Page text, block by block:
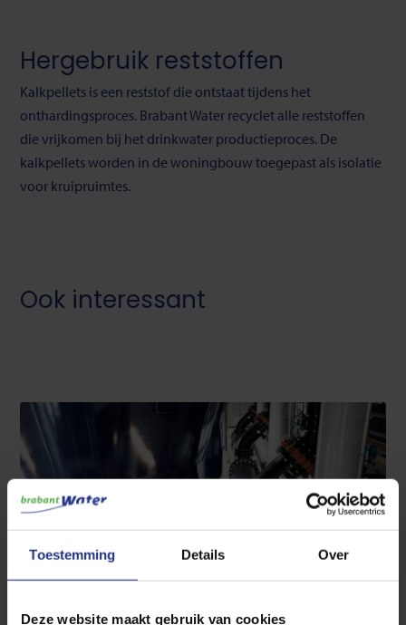
Toestemming Details Over
Deze website maakt gebruik van cookies
Hergebruik reststoffen
Kalkpellets is een reststof die ontstaat tijdens het
onthardingsproces. Brabant Water recyclet alle reststoffen
die vrijkomen bij het drinkwater productieproces. De
kalkpellets worden in de woningbouw toegepast als isolatie
voor kruipruimtes.
Ook interessant